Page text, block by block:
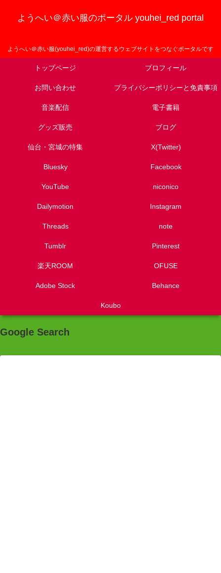
ようへい＠赤い服のポータル youhei_red portal
ようへい＠赤い服(youhei_red)の運営するウェブサイトをつなぐポータルです
トップページ プロフィール
お問い合わせ プライバシーポリシーと免責事項
音楽配信 電子書籍
グッズ販売 ブログ
仙台・宮城の特集 X(Twitter)
Bluesky Facebook
YouTube niconico
Dailymotion Instagram
Threads note
Tumblr Pinterest
楽天ROOM OFUSE
Adobe Stock Behance
Koubo
Google Search